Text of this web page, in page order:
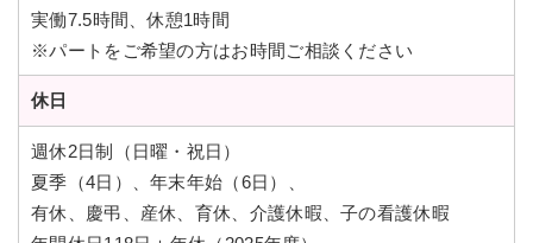
実働7.5時間、休憩1時間
※パートをご希望の方はお時間ご相談ください
休日
週休2日制（日曜・祝日）
夏季（4日）、年末年始（6日）、
有休、慶弔、産休、育休、介護休暇、子の看護休暇